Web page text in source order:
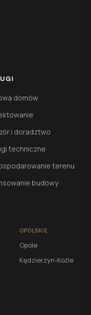
domów
i doradztwo
techniczne
terenu
budowy
OPOLSKIE
Opole
Kędzierzyn-Koźle